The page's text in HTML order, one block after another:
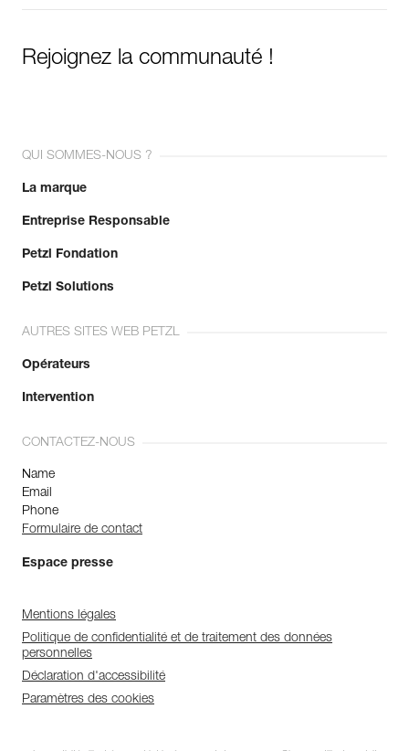
Rejoignez la communauté !
QUI SOMMES-NOUS ?
La marque
Entreprise Responsable
Petzl Fondation
Petzl Solutions
AUTRES SITES WEB PETZL
Opérateurs
Intervention
CONTACTEZ-NOUS
Name
Email
Phone
Formulaire de contact
Espace presse
Mentions légales
Politique de confidentialité et de traitement des données
personnelles
Déclaration d'accessibilité
Paramètres des cookies